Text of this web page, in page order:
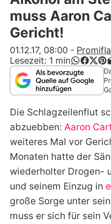
Alle Themen
App
Utiq
muss Aaron
Gericht!
01.12.17, 08:00 -
Lesezeit: 1 min
Die Schlagzeilenflut
abzuebben: Aaron
weiteres Mal vor
Monaten hatte der
wiederholter Drogen-
und seinem Einzug in
große Sorge unter
muss er sich für sein